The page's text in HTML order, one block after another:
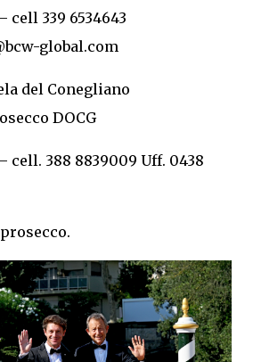
cell 339 6534643
global.com
del Conegliano
DOCG
cell. 388 8839009 Uff. 0438